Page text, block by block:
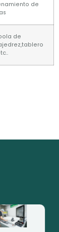
de
de